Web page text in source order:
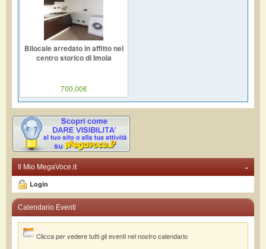
Bilocale arredato in affitto nel
centro storico di Imola
700,00€
-
Il Mio MegaVoce.it
Login
Calendario Eventi
Clicca per vedere tutti gli eventi nel nostro calendario